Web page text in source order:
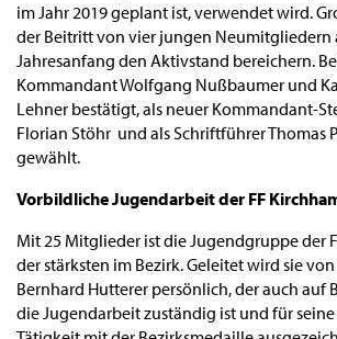
im Jahr 2019 geplant ist, verwendet wird.
der Beitritt von vier jungen Neumitgliedern
Jahresanfang den Aktivstand bereichern.
Kommandant Wolfgang Nußbaumer und
Lehner bestätigt, als neuer Kommandant-
Florian Stöhr und als Schriftführer Thomas
gewählt.
Vorbildliche Jugendarbeit der FF
Mit 25 Mitglieder ist die Jugendgruppe der
der stärksten im Bezirk. Geleitet wird sie
Bernhard Hutterer persönlich, der auch auf
die Jugendarbeit zuständig ist und für